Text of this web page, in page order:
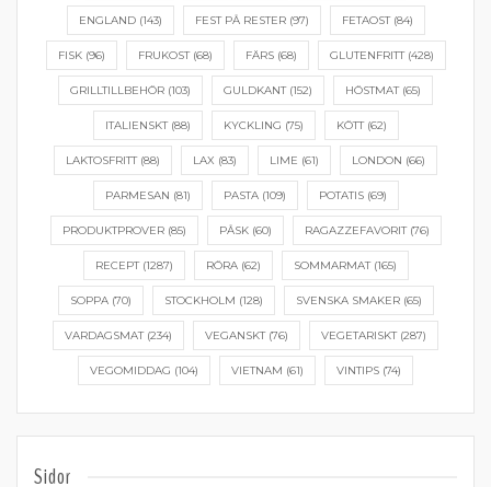
ENGLAND(143) FEST PÅ RESTER(97) FETAOST(84)
FISK(96) FRUKOST(68) FÄRS(68) GLUTENFRITT(428)
GRILLTILLBEHÖR (103) GULDKANT(152) HÖSTMAT(65)
ITALIENSKT(88) KYCKLING (75) KÖTT(62)
LAKTOSFRITT(88) LAX (83) LIME (61) LONDON (66)
PARMESAN (81) PASTA(109) POTATIS(69)
PRODUKTPROVER(85) PÅSK(60) RAGAZZEFAVORIT(76)
RECEPT(1287) RÖRA(62) SOMMARMAT(165)
SOPPA(70) STOCKHOLM (128) SVENSKA SMAKER(65)
VARDAGSMAT(234) VEGANSKT(76) VEGETARISKT(287)
VEGOMIDDAG (104) VIETNAM (61) VINTIPS (74)
Sidor